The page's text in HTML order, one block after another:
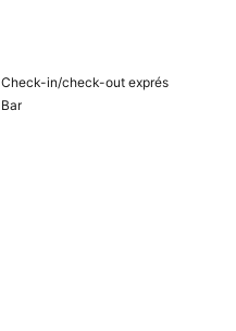
Check-in/check-out exprés
Bar